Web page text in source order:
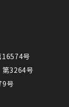
号
3264号
号